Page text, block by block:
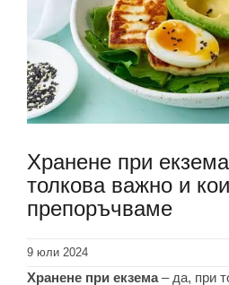
Хранене при
толкова важно и
препоръчваме
9 юли 2024
Хранене при екзема– да, при